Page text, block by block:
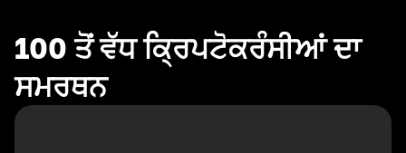
100 ਤੋਂ ਵੱਧ ਕ੍ਰਿਪਟੋਕਰੰਸੀਆਂ ਦਾ
ਸਮਰਥਨ